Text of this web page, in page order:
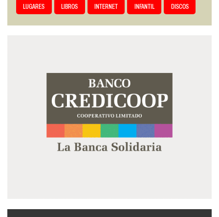
LUGARES LIBROS INTERNET INFANTIL DISCOS